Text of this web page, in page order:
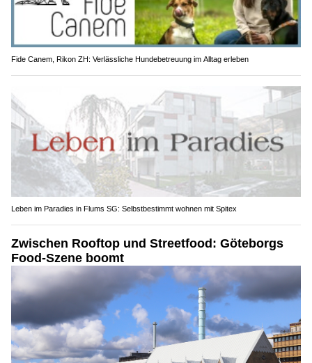
Fide Canem, Rikon ZH: Verlässliche Hundebetreuung im Alltag erleben
Leben im Paradies in Flums SG: Selbstbestimmt wohnen mit Spitex
Zwischen Rooftop und Streetfood: Göteborgs
Food-Szene boomt